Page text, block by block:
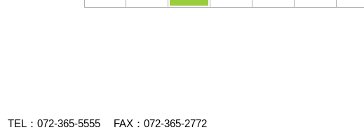
TEL： 072-365-5555 FAX：072-365-2772